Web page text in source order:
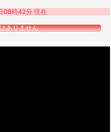
08時42分 現在
ありません